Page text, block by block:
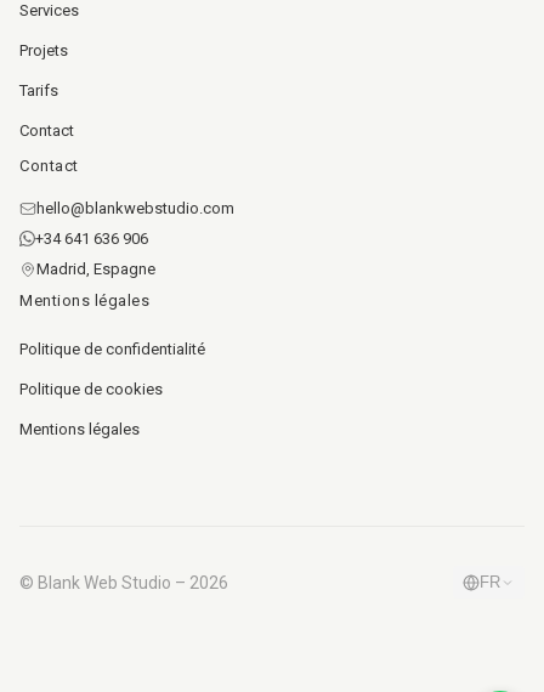
Services
Projets
Tarifs
Contact
Contact
hello@blankwebstudio.com
+34 641 636 906
Madrid, Espagne
Mentions légales
Politique de confidentialité
Politique de cookies
Mentions légales
© Blank Web Studio – 2026 FR